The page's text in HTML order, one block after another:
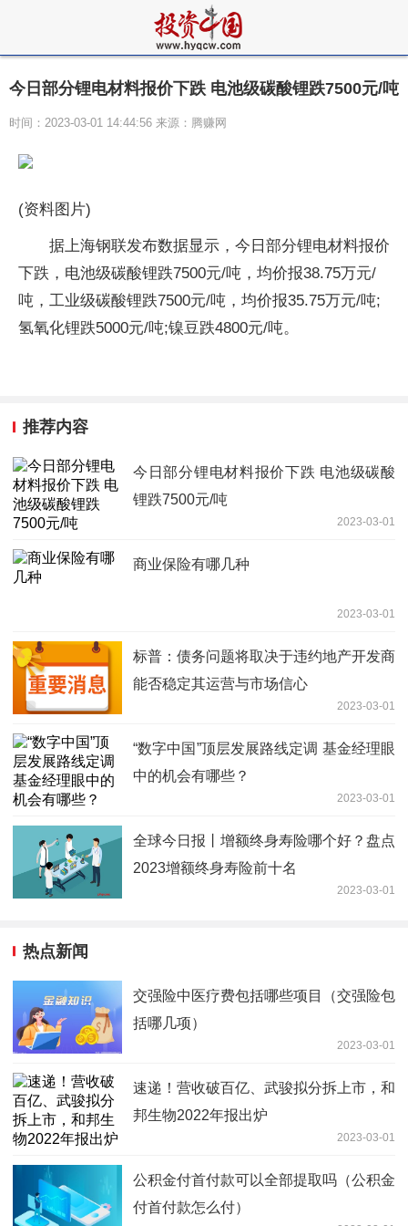
今日部分锂电材料报价下跌 电池级碳酸锂跌7500元/吨
时间：2023-03-01 14:44:56 来源：腾赚网
(资料图片)
据上海钢联发布数据显示，今日部分锂电材料报价
下跌，电池级碳酸锂跌7500元/吨，均价报38.75万元/
吨，工业级碳酸锂跌7500元/吨，均价报35.75万元/吨;
氢氧化锂跌5000元/吨;镍豆跌4800元/吨。
推荐内容
今日部分锂电材料报价下跌 电池级碳酸
锂跌7500元/吨
2023-03-01
商业保险有哪几种
2023-03-01
标普：债务问题将取决于违约地产开发商
能否稳定其运营与市场信心
2023-03-01
“数字中国”顶层发展路线定调 基金经理眼
中的机会有哪些？
2023-03-01
全球今日报丨增额终身寿险哪个好？盘点
2023增额终身寿险前十名
2023-03-01
热点新闻
交强险中医疗费包括哪些项目（交强险包
括哪几项）
2023-03-01
速递！营收破百亿、武骏拟分拆上市，和
邦生物2022年报出炉
2023-03-01
公积金付首付款可以全部提取吗（公积金
付首付款怎么付）